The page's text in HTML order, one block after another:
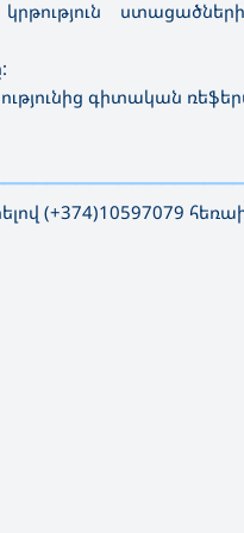
կրթություն
գիտական
(+374)10597079